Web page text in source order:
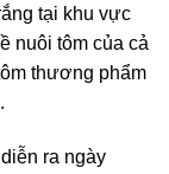
tại khu vực
nuôi tôm của cả
thương phẩm
ra ngày